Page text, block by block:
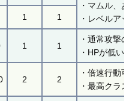
・マムル
・レベル
1 1
1 1
・通常攻
・HPが低
2 2
・倍速行
・最高クラ